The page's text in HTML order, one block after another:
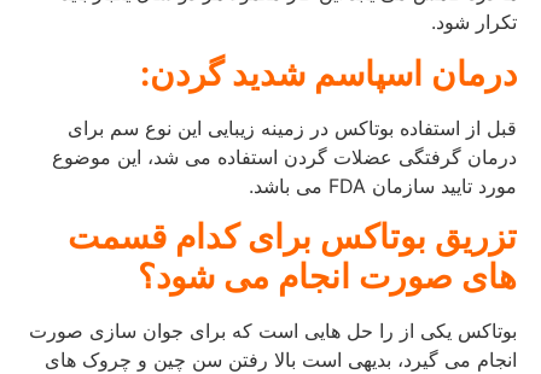
تکرار شود.
درمان اسپاسم شدید گردن:
قبل از استفاده بوتاکس در زمینه زیبایی این نوع سم برای
درمان گرفتگی عضلات گردن استفاده می شد، این موضوع
مورد تایید سازمان FDA می باشد.
تزریق بوتاکس برای کدام قسمت
های صورت انجام می شود؟
بوتاکس یکی از را حل هایی است که برای جوان سازی صورت
انجام می گیرد، بدیهی است بالا رفتن سن چین و چروک های